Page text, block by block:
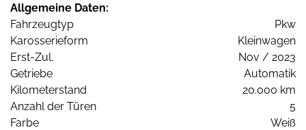
Allgemeine Daten:
Fahrzeugtyp
Pkw
Karosserieform
Kleinwagen
Erst-Zul.
Nov / 2023
Getriebe
Automatik
Kilometerstand
20.000 km
Anzahl der Türen
5
Farbe
Weiß